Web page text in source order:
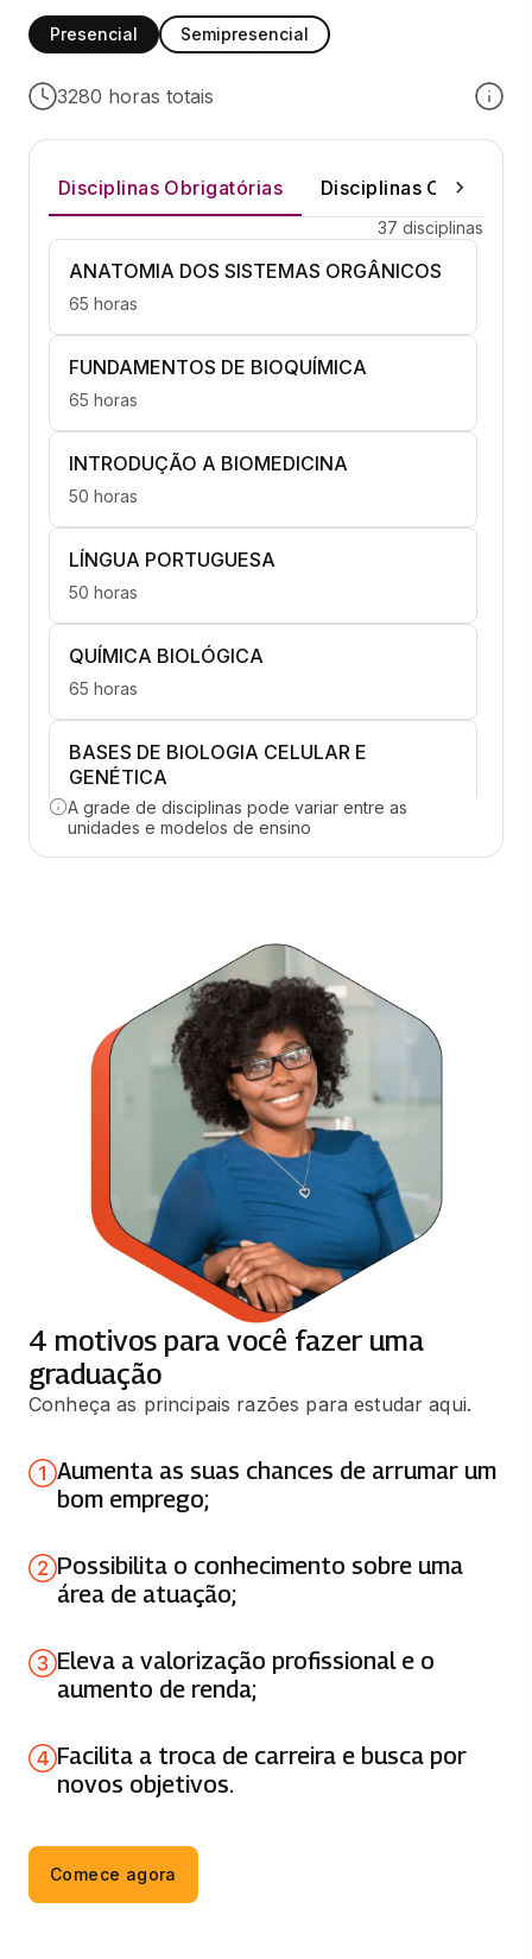
Presencial Semipresencial
3280 horas totais
Disciplinas Obrigatórias Disciplinas Optativas
37 disciplinas
ANATOMIA DOS SISTEMAS ORGÂNICOS
65 horas
FUNDAMENTOS DE BIOQUÍMICA
65 horas
INTRODUÇÃO A BIOMEDICINA
50 horas
LÍNGUA PORTUGUESA
50 horas
QUÍMICA BIOLÓGICA
65 horas
BASES DE BIOLOGIA CELULAR E
GENÉTICA
50 horas
BIOLOGIA MOLECULAR
HISTOLOGIA E EMBRIOLOGIA
65 horas
MICROBIOLOGIA E IMUNOLOGIA
BIOTECNOLOGIA E BIOINFORMÁTICA
FISIOLOGIA HUMANA
66 horas
ESTATÍSTICA
50 horas
LABORATÓRIO CLÍNICO E CONTROLE DE
QUALIDADE
MICOLOGIA E VIROLOGIA
BROMATOLOGIA
ESTÉTICA BIOMEDICA E ACUPUNTURA
A grade de disciplinas pode variar entre as
unidades e modelos de ensino
4 motivos para você fazer uma
graduação
Conheça as principais razões para estudar aqui.
Aumenta as suas chances de arrumar um
bom emprego;
Possibilita o conhecimento sobre uma
área de atuação;
Eleva a valorização profissional e o
aumento de renda;
Facilita a troca de carreira e busca por
novos objetivos.
Comece agora